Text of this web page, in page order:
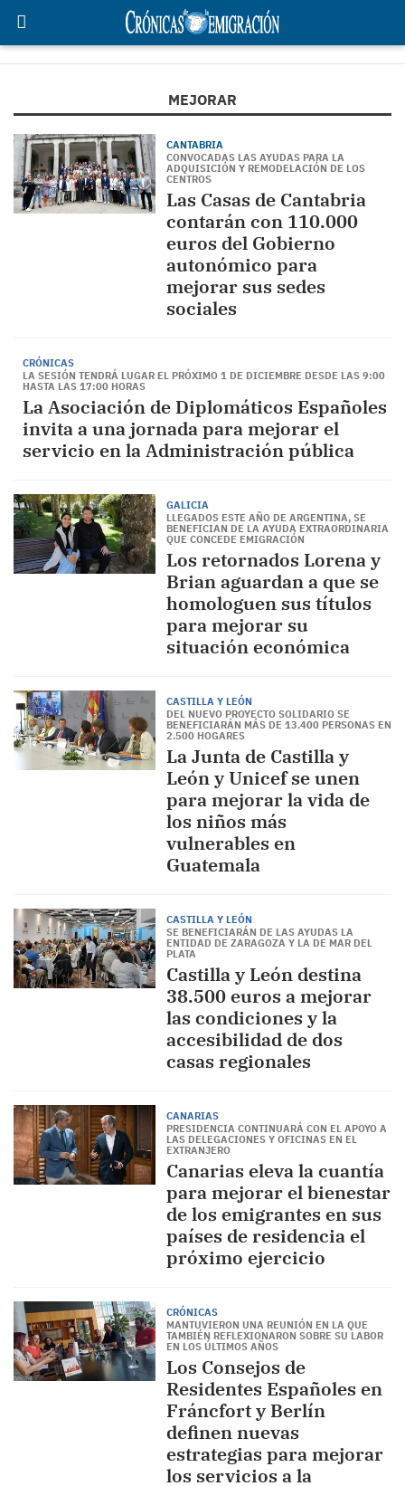
MEJORAR
CANTABRIA
CONVOCADAS LAS AYUDAS PARA LA
ADQUISICIÓN Y REMODELACIÓN DE LOS
CENTROS
Las Casas de Cantabria
contarán con 110.000
euros del Gobierno
autonómico para
mejorar sus sedes
sociales
CRÓNICAS
LA SESIÓN TENDRÁ LUGAR EL PRÓXIMO 1 DE DICIEMBRE DESDE LAS 9:00
HASTA LAS 17:00 HORAS
La Asociación de Diplomáticos Españoles
invita a una jornada para mejorar el
servicio en la Administración pública
GALICIA
LLEGADOS ESTE AÑO DE ARGENTINA, SE
BENEFICIAN DE LA AYUDA EXTRAORDINARIA
QUE CONCEDE EMIGRACIÓN
Los retornados Lorena y
Brian aguardan a que se
homologuen sus títulos
para mejorar su
situación económica
CASTILLA Y LEÓN
DEL NUEVO PROYECTO SOLIDARIO SE
BENEFICIARÁN MÁS DE 13.400 PERSONAS EN
2.500 HOGARES
La Junta de Castilla y
León y Unicef se unen
para mejorar la vida de
los niños más
vulnerables en
Guatemala
CASTILLA Y LEÓN
SE BENEFICIARÁN DE LAS AYUDAS LA
ENTIDAD DE ZARAGOZA Y LA DE MAR DEL
PLATA
Castilla y León destina
38.500 euros a mejorar
las condiciones y la
accesibilidad de dos
casas regionales
CANARIAS
PRESIDENCIA CONTINUARÁ CON EL APOYO A
LAS DELEGACIONES Y OFICINAS EN EL
EXTRANJERO
Canarias eleva la cuantía
para mejorar el bienestar
de los emigrantes en sus
países de residencia el
próximo ejercicio
CRÓNICAS
MANTUVIERON UNA REUNIÓN EN LA QUE
TAMBIÉN REFLEXIONARON SOBRE SU LABOR
EN LOS ÚLTIMOS AÑOS
Los Consejos de
Residentes Españoles en
Fráncfort y Berlín
definen nuevas
estrategias para mejorar
los servicios a la